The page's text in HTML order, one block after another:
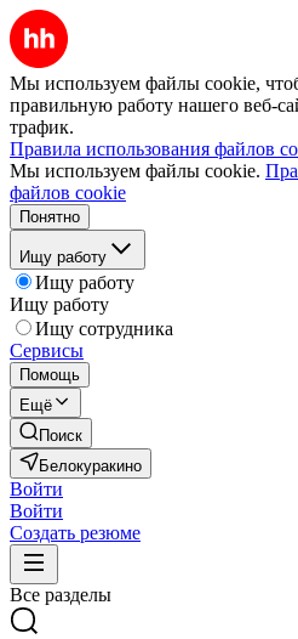
Мы используем файлы cookie,
правильную работу нашего веб-
трафик.
Правила использования файлов
Мы используем файлы cookie.
файлов cookie
Понятно
Ищу работу
Ищу работу
Ищу работу
Ищу сотрудника
Сервисы
Помощь
Ещё
Поиск
Белокуракино
Войти
Войти
Создать резюме
Все разделы